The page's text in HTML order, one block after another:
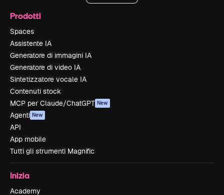
Prodotti
Spaces
Assistente IA
Generatore di immagini IA
Generatore di video IA
Sintetizzatore vocale IA
Contenuti stock
MCP per Claude/ChatGPT New
Agenti New
API
App mobile
Tutti gli strumenti Magnific
Inizia
Academy